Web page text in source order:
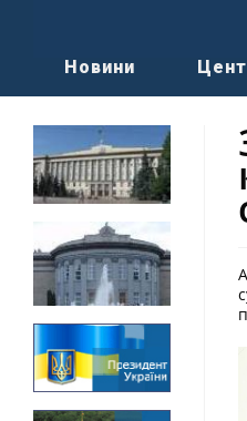
Новини